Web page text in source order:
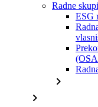
Radne
ESG
chevron_right
chevron_right